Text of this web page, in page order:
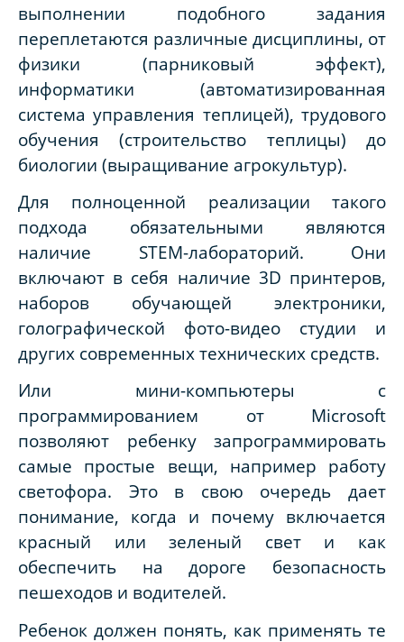
выполнении подобного задания
переплетаются различные дисциплины, от
физики (парниковый эффект),
информатики (автоматизированная
система управления теплицей), трудового
обучения (строительство теплицы) до
биологии (выращивание агрокультур).
Для полноценной реализации такого
подхода обязательными являются
наличие STEM-лабораторий. Они
включают в себя наличие 3D принтеров,
наборов обучающей электроники,
голографической фото-видео студии и
других современных технических средств.
Или мини-компьютеры с
программированием от Microsoft
позволяют ребенку запрограммировать
самые простые вещи, например работу
светофора. Это в свою очередь дает
понимание, когда и почему включается
красный или зеленый свет и как
обеспечить на дороге безопасность
пешеходов и водителей.
Ребенок должен понять, как применять те